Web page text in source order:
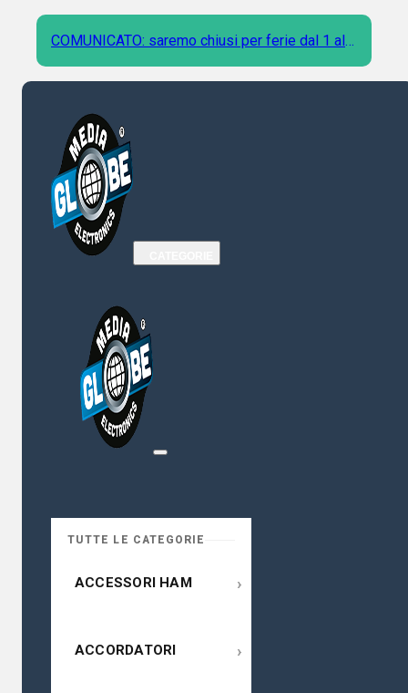
COMUNICATO: saremo chiusi per ferie dal 1 al 9
Agosto
TUTTE LE CATEGORIE
ACCESSORI HAM ›
ACCORDATORI ›